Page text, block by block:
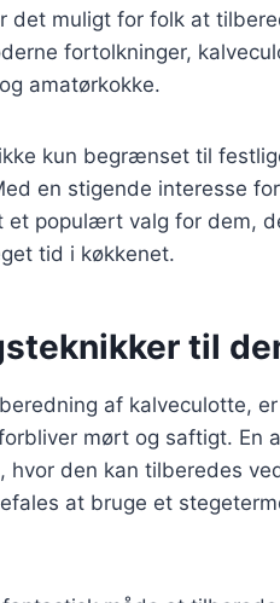
det muligt for folk at
fortolkninger,
amatørkokke.
kun begrænset til
en stigende interesse
et populært valg for dem,
tid i køkkenet.
til
af kalveculotte,
mørt og saftigt. En
hvor den kan tilberedes
at bruge et